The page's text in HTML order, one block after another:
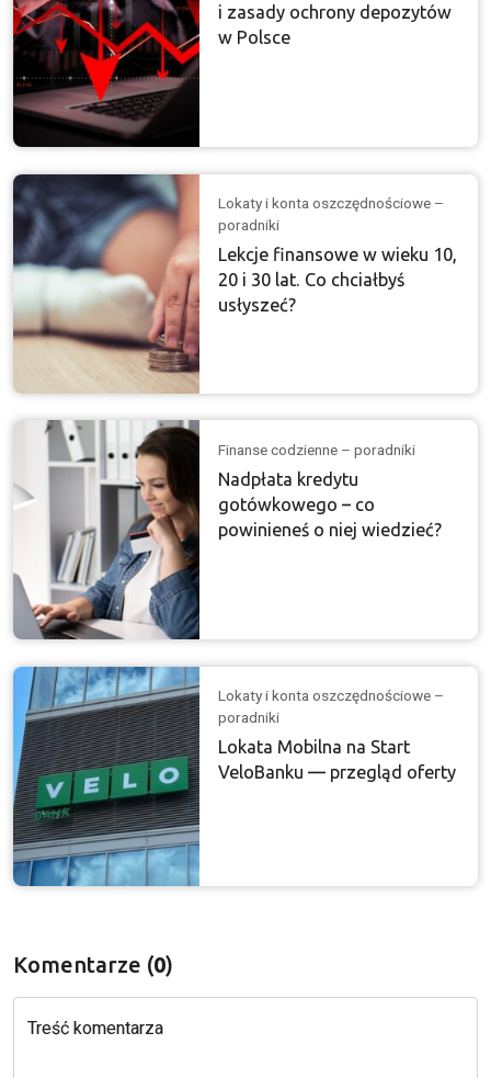
i zasady ochrony depozytów
w Polsce
Lokaty i konta oszczędnościowe –
poradniki
Lekcje finansowe w wieku 10,
20 i 30 lat. Co chciałbyś
usłyszeć?
Finanse codzienne – poradniki
Nadpłata kredytu
gotówkowego – co
powinieneś o niej wiedzieć?
Lokaty i konta oszczędnościowe –
poradniki
Lokata Mobilna na Start
VeloBanku — przegląd oferty
Komentarze (0)
Treść komentarza